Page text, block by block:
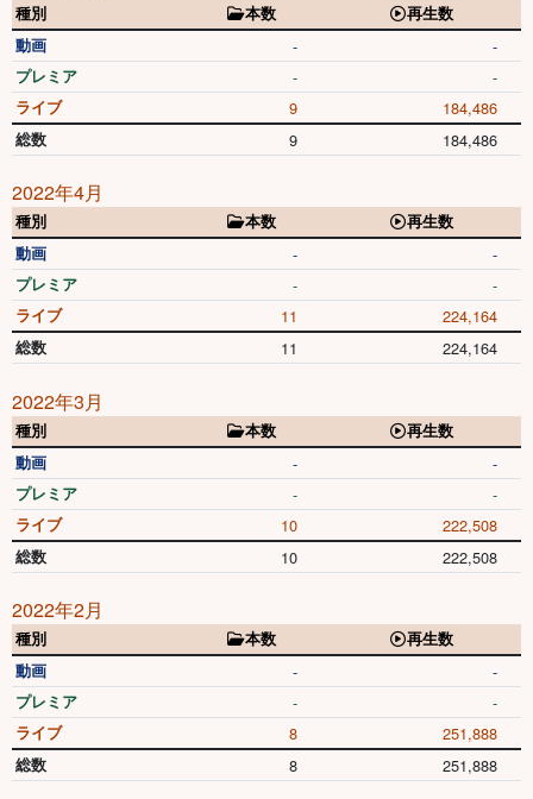
種別 本数
再生数
動画
- -
プレミア - -
ライブ 9 184,486
総数 9 184,486
2022年4月
種別 本数
再生数
動画
- -
プレミア - -
ライブ 11 224,164
総数 11 224,164
2022年3月
種別 本数
再生数
動画
- -
プレミア - -
ライブ 10 222,508
総数 10 222,508
2022年2月
種別 本数
再生数
動画
- -
プレミア - -
ライブ 8 251,888
総数 8 251,888